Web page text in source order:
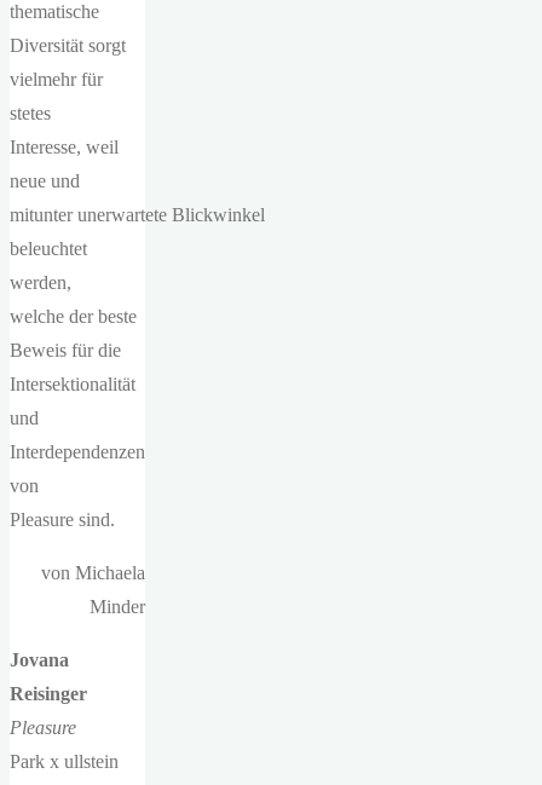
thematische
Diversität sorgt
vielmehr für
stetes
Interesse, weil
neue und
mitunter unerwartete Blickwinkel
beleuchtet
werden,
welche der beste
Beweis für die
Intersektionalität
und
Interdependenzen
von
Pleasure sind.
von Michaela
Minder
Jovana
Reisinger
Pleasure
Park x ullstein